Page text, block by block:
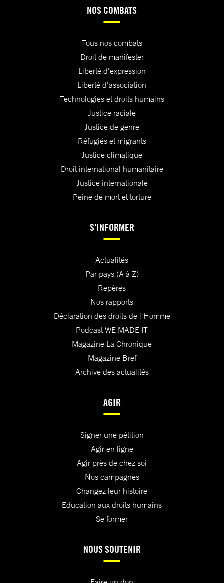
NOS COMBATS
Tous nos combats
Droit de manifester
Liberté d'expression
Liberté d'association
Technologies et droits humains
Justice raciale
Justice de genre
Réfugiés et migrants
Justice climatique
Droit international humanitaire
Justice internationale
Peine de mort et torture
S'INFORMER
Actualités
Par pays (A à Z)
Repères
Nos rapports
Déclaration des droits de l'Homme
Podcast WE MADE IT
Magazine La Chronique
Magazine Bref
Archive des actualités
AGIR
Signer une pétition
Agir en ligne
Agir près de chez soi
Nos campagnes
Changez leur histoire
Education aux droits humains
Se former
NOUS SOUTENIR